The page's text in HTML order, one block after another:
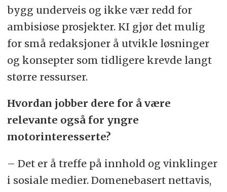
bygg underveis og ikke vær redd for
ambisiøse prosjekter. KI gjør det mulig
for små redaksjoner å utvikle løsninger
og konsepter som tidligere krevde langt
større ressurser.
Hvordan jobber dere for å være
relevante også for yngre
motorinteresserte?
– Det er å treffe på innhold og vinklinger
i sosiale medier. Domenebasert nettavis,